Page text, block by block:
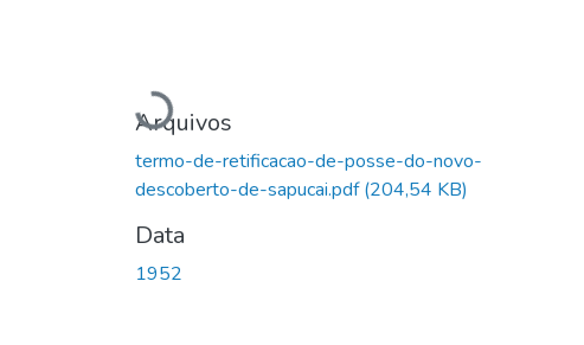
Carregando...
Arquivos
termo-de-retificacao-de-posse-do-novo-
descoberto-de-sapucai.pdf(204,54 KB)
Data
1952